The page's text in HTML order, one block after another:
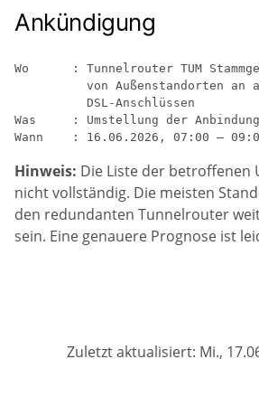
Ankündigung
Wo      : Tunnelrouter TUM
von Außenstandorten an
          DSL-Anschlüssen
Was     : Umstellung der
Hinweis: Die Liste der betroffenen
nicht vollständig. Die meisten
den redundanten Tunnelrouter
sein. Eine genauere Prognose ist
Zuletzt aktualisiert: Mi.,